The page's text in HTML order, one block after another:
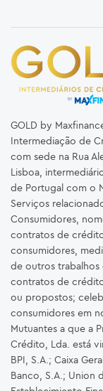
GOLD by
Intermediação de
com sede na Rua
Lisboa,
de Portugal com o
Serviços
Consumidores,
contratos de
consumidores,
de outros
contratos de
ou propostos;
consumidores em
Mutuantes a que a
Crédito, Lda. está
BPI, S.A.; Caixa
Banco, S.A.; Union